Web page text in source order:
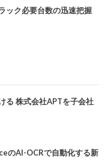
ック必要台数の迅速把握
る 株式会社APTを子会社
のAI-OCRで自動化する新